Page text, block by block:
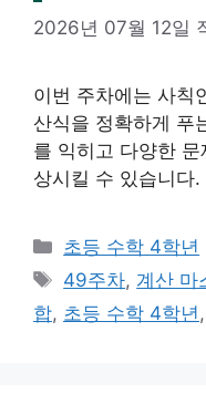
2026년 07월 12일
이번 주차에는 사칙
산식을 정확하게 푸
를 익히고 다양한
상시킬 수 있습니다.
카
테
리
초등 수학 4학년
태
그
49주차, 계산 마
합, 초등 수학 4학년,